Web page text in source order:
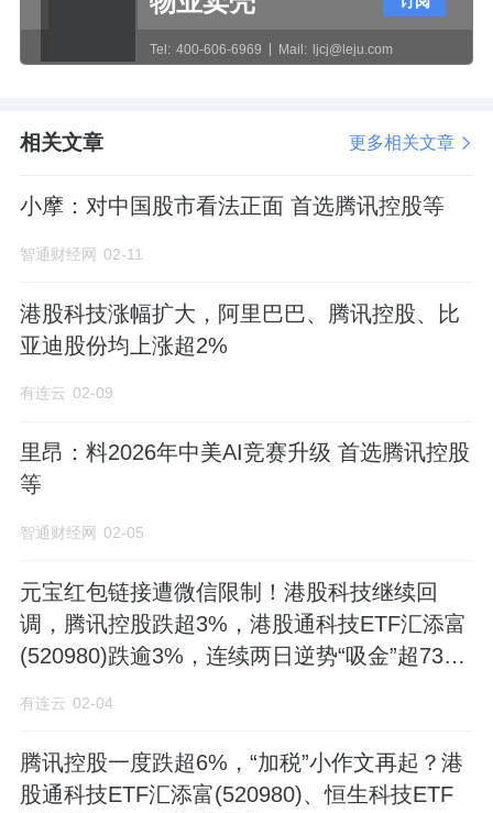
Tel: 400-606-6969 Mail: ljcj@leju.com
相关文章 更多相关文章
小摩：对中国股市看法正面 首选腾讯控股等
智通财经网 02-11
港股科技涨幅扩大，阿里巴巴、腾讯控股、比
亚迪股份均上涨超2%
有连云 02-09
里昂：料2026年中美AI竞赛升级 首选腾讯控股
等
智通财经网 02-05
元宝红包链接遭微信限制！港股科技继续回
调，腾讯控股跌超3%，港股通科技ETF汇添富
(520980)跌逾3%，连续两日逆势“吸金”超7300
有连云 02-04
腾讯控股一度跌超6%，“加税”小作文再起？港
股通科技ETF汇添富(520980)、恒生科技ETF